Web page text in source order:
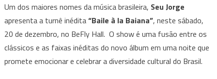
Jorge
apresenta
“Baile
à
la
Um dos maiores nomes da música brasileira, Seu Jorge
apresenta a turnê inédita“Baile à la Baiana”, neste sábado,
20 de dezembro, no BeFly Hall. O show é uma fusão entre os
clássicos e as faixas inéditas do novo álbum em uma noite que
promete emocionar e celebrar a diversidade cultural do Brasil.